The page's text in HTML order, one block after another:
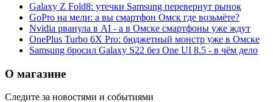
Galaxy Z Fold8: утечки Samsung перевернут рынок
GoPro на мели: а вы смартфон Омск где возьмёте?
Nvidia рванула в AI - а в Омске смартфоны уже ждут
OnePlus Turbo 6X Pro: бюджетный монстр уже в Омске
Samsung бросил Galaxy S22 без One UI 8.5 - в чём дело
О магазине
Следите за новостями и событиями